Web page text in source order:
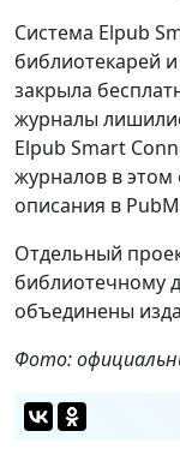
Система Elpub
библиотекарей и
закрыла
журналы
Elpub Smart
журналов в
описания в
Отдельный
библиотечному
объединены
Фото: